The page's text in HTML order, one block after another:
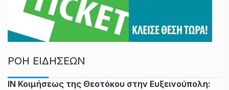
ΡΟΗ ΕΙΔΗΣΕΩΝ
ΙΝ Κοιμήσεως της Θεοτόκου στην Ευξεινούπολη: